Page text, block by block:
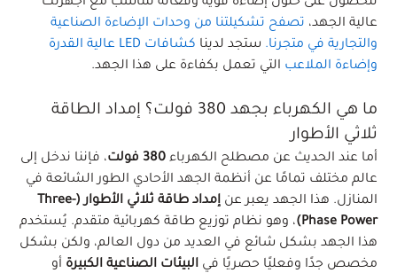
عالية الجهد، تصفح تشكيلتنا من وحدات الإضاءة الصناعية
والتجارية في متجرنا. ستجد لدينا كشافات LED عالية القدرة
وإضاءة الملاعب التي تعمل بكفاءة على هذا الجهد.
ما هي الكهرباء بجهد 380 فولت؟ إمداد الطاقة
ثلاثي الأطوار
أما عند الحديث عن مصطلح الكهرباء 380 فولت
، فإننا ندخل إلى
عالم مختلف تمامًا عن أنظمة الجهد الأحادي الطور الشائعة في
المنازل. هذا الجهد يعبر عن
إمداد طاقة ثلاثي الأطوار (Three-
Phase Power) ، وهو نظام توزيع طاقة كهربائية متقدم. يُستخدم
هذا الجهد بشكل شائع في العديد من دول العالم، ولكن بشكل
مخصص جدًا وفعليًا حصريًا في البيئات الصناعية الكبيرة أو